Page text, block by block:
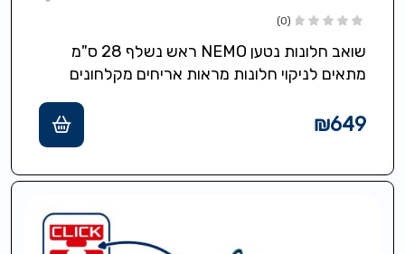
(0)
שואב חלונות נטען NEMO ראש נשלף 28 ס"מ
מתאים לניקוי חלונות מראות אריחים מקלחונים
₪649